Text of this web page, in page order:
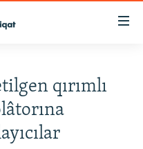
qırımlı